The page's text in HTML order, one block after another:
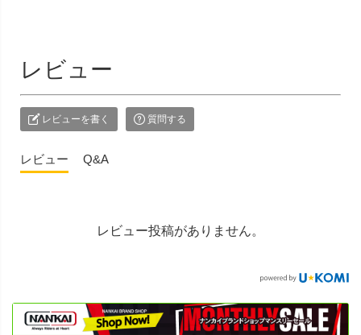
レビュー
レビューを書く 質問する
レビュー Q&A
レビュー投稿がありません。